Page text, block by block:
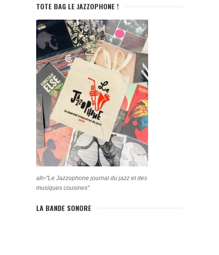
TOTE BAG LE JAZZOPHONE !
alt="Le Jazzophone journal du jazz et des
musiques cousines"
LA BANDE SONORE